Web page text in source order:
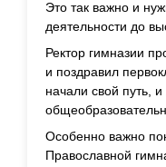
Это так важно и
деятельности до
Ректор гимназии
и поздравил
начали свой путь,
Особенно важно
Православной